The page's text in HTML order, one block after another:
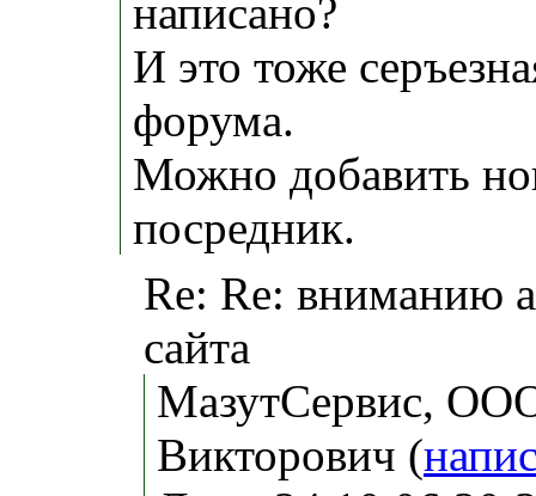
написано?
И это тоже
форума.
Можно добавить
посредник.
Re: Re: вниманию
сайта
МазутСервис,
Викторович (